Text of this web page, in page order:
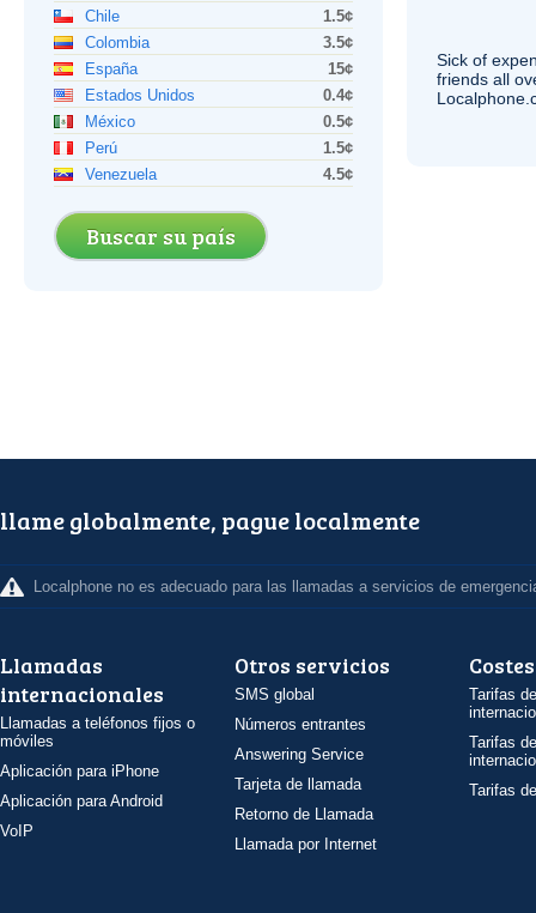
Chile
1.5¢
Colombia
3.5¢
España
15¢
Estados Unidos
0.4¢
México
0.5¢
Perú
1.5¢
Venezuela
4.5¢
Buscar su país
Sick of
friends all
llame globalmente, pague localmente
Localphone no es adecuado para las llamadas a servicios de
Llamadas
internacionales
Llamadas a teléfonos fijos o
móviles
Aplicación para iPhone
Aplicación para Android
VoIP
Otros servicios
SMS global
Números entrantes
Answering Service
Tarjeta de llamada
Retorno de Llamada
Llamada por Internet
Costes
Tarifas
Tarifas
Tarifas